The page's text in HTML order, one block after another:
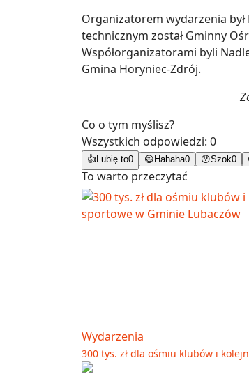
Organizatorem wydarzenia
technicznym został Gminny
Współorganizatorami byli
Gmina Horyniec-Zdrój.
Co o tym myślisz?
Wszystkich odpowiedzi: 0
👍Lubię to0 😄 Hahaha0 😯Szok0
To warto przeczytać
Wydarzenia
300 tys. zł dla ośmiu klubów i